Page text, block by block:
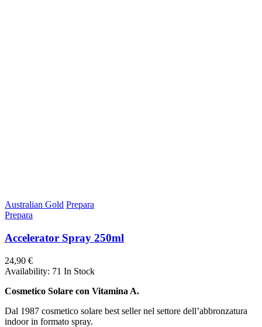
Australian Gold Prepara
Prepara
Accelerator Spray 250ml
24,90 €
Availability: 71 In Stock
Cosmetico Solare con Vitamina A.
Dal 1987 cosmetico solare best seller nel settore dell’abbronzatura
indoor in formato spray.